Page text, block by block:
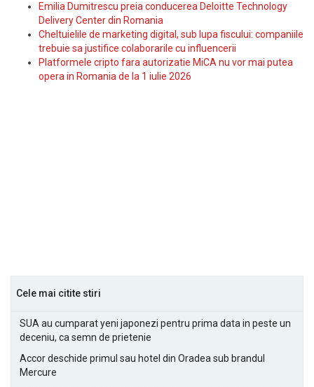
Emilia Dumitrescu preia conducerea Deloitte Technology
Delivery Center din Romania
Cheltuielile de marketing digital, sub lupa fiscului: companiile
trebuie sa justifice colaborarile cu influencerii
Platformele cripto fara autorizatie MiCA nu vor mai putea
opera in Romania de la 1 iulie 2026
Cele mai citite stiri
SUA au cumparat yeni japonezi pentru prima data in peste un
deceniu, ca semn de prietenie
Accor deschide primul sau hotel din Oradea sub brandul
Mercure